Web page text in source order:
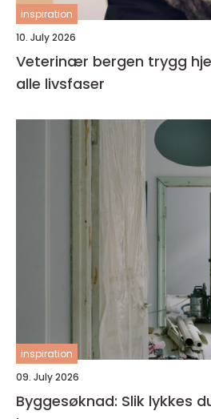
inspiration
10. July 2026
Veterinær bergen trygg hjelp for kjæledyr i
alle livsfaser
inspiration
09. July 2026
Byggesøknad: Slik lykkes